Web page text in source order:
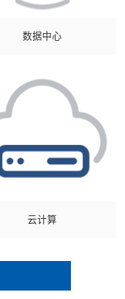
数据中心
云计算